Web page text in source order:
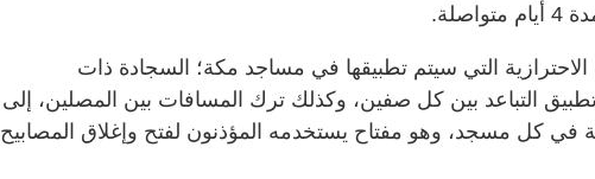
التي سيتم تطبيقها في مساجد مكة؛ السجادة ذات
التباعد بين كل صفين، وكذلك ترك المسافات بين المصلين، إلى
في كل مسجد، وهو مفتاح يستخدمه المؤذنون لفتح وإغلاق المصابيح